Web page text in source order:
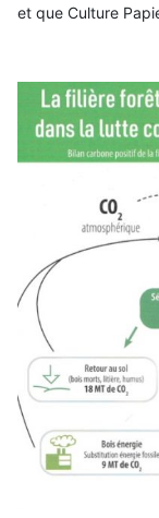
et que Culture